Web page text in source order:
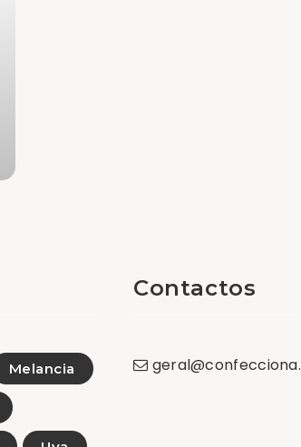
Melancia
Contactos
geral@confecciona.